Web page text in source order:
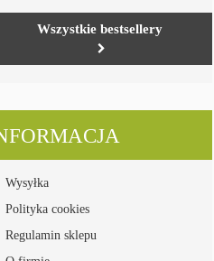
Wszystkie bestsellery
Wysyłka
Polityka cookies
Regulamin sklepu